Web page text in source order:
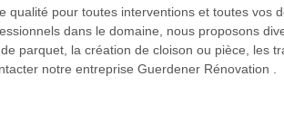
pour toutes interventions et toutes vos
dans le domaine, nous proposons
parquet, la création de cloison ou pièce, les
notre entreprise Guerdener Rénovation .